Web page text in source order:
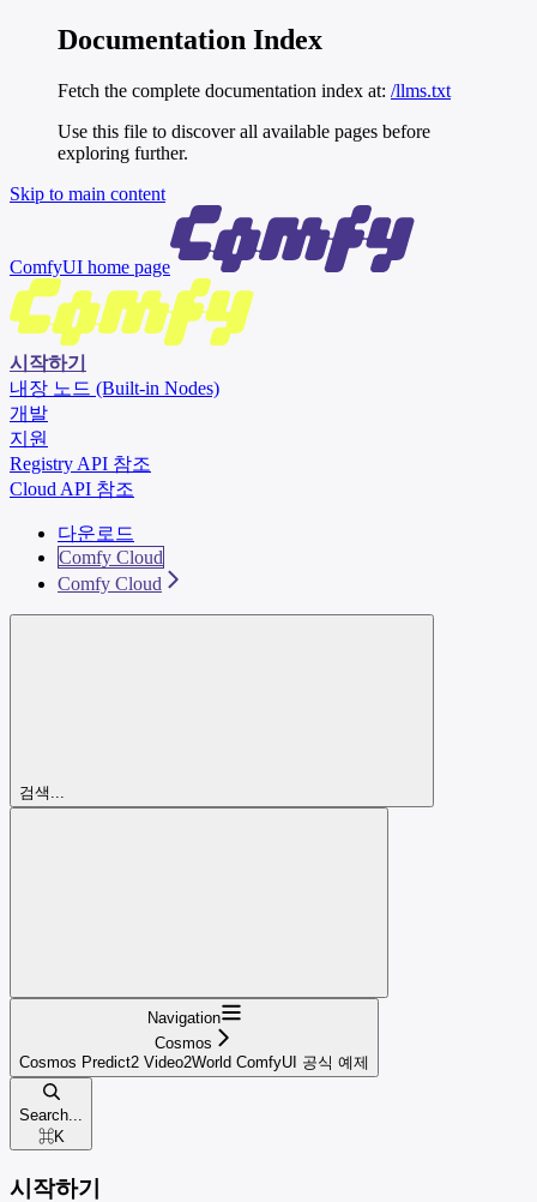
Documentation Index
Fetch the complete documentation index at: /llms.txt
Use this file to discover all available pages before
exploring further.
Skip to main content
ComfyUI home page
시작하기
내장 노드 (Built-in Nodes)
개발
지원
Registry API 참조
Cloud API 참조
다운로드
Comfy Cloud
Comfy Cloud
검색...
Navigation
Cosmos
Cosmos Predict2 Video2World ComfyUI 공식 예제
Search...
⌘K
시작하기